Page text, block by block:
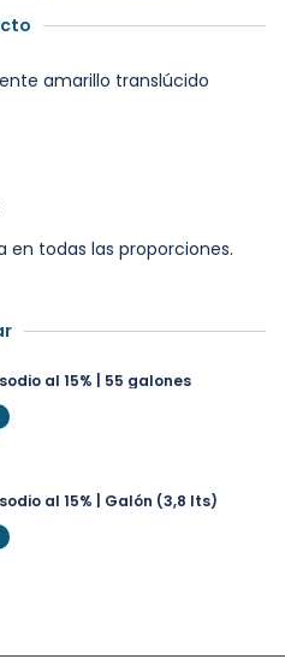
amarillo translúcido
en todas las proporciones.
al 15% | 55 galones
al 15% | Galón (3,8 lts)